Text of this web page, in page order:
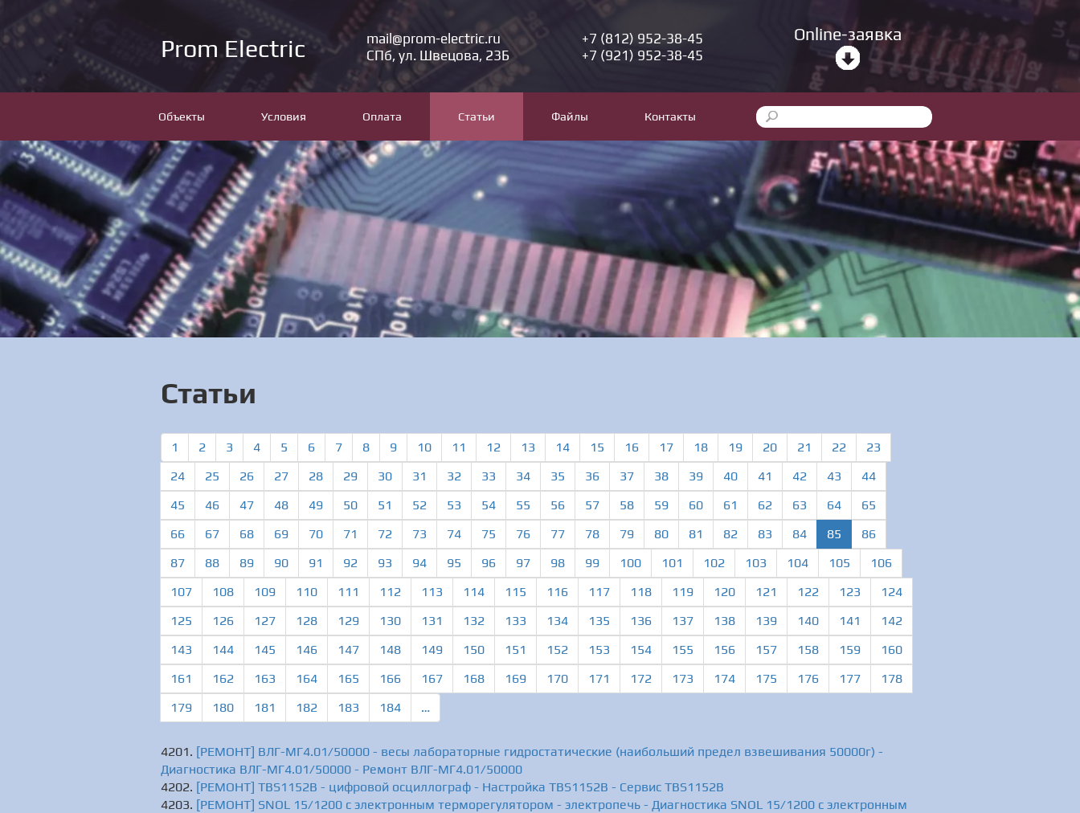
Prom Electric
mail@prom-electric.ru
СПб, ул. Швецова, 23Б
+7 (812) 952-38-45
+7 (921) 952-38-45
Online-заявка
Объекты Условия Оплата Статьи Файлы Контакты
Статьи
1 2 3 4 5 6 7 8 9 10 11 12 13 14 15 16 17 18 19 20 21 22
23
24
25 26 27 28 29 30 31 32 33 34 35 36 37 38 39 40 41 42 43
44
45
46 47 48 49 50 51 52 53 54 55 56 57 58 59 60 61 62 63 64
65
66
67 68 69 70 71 72 73 74 75 76 77 78 79 80 81 82 83 84 85 (current)
86
87
88 89 90 91 92 93 94 95 96 97 98 99 100 101 102 103 104 105
106
107
108 109 110 111 112 113 114 115 116 117 118 119 120 121 122 123
124
125
126 127 128 129 130 131 132 133 134 135 136 137 138 139 140 141
142
143
144 145 146 147 148 149 150 151 152 153 154 155 156 157 158 159
160
161
162 163 164 165 166 167 168 169 170 171 172 173 174 175 176 177
178
179
180 181 182 183 184 …
[РЕМОНТ] ВЛГ-МГ4.01/50000 - весы лабораторные гидростатические (наибольший предел взвешивания 50000г) -
Диагностика ВЛГ-МГ4.01/50000 - Ремонт ВЛГ-МГ4.01/50000
[РЕМОНТ] TBS1152B - цифровой осциллограф - Настройка TBS1152B - Сервис TBS1152B
[РЕМОНТ] SNOL 15/1200 с электронным терморегулятором - электропечь - Диагностика SNOL 15/1200 с электронным